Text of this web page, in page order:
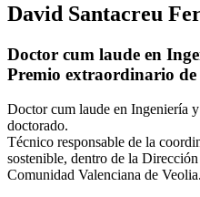
David Santacreu
Doctor cum laude en
Premio extraordinario
Doctor cum laude en Ingeniería
doctorado.
Técnico responsable de la
sostenible, dentro de la
Comunidad Valenciana de Veolia.